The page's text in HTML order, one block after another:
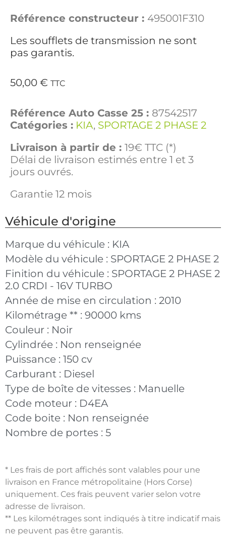
Référence constructeur : 495001F310
Les soufflets de transmission ne sont
pas garantis.
50,00 € TTC
Référence Auto Casse 25 : 87542517
Catégories : KIA, SPORTAGE 2 PHASE 2
Livraison à partir de : 19€ TTC (*)
Délai de livraison estimés entre 1 et 3
jours ouvrés.
Garantie 12 mois
Véhicule d'origine
Marque du véhicule : KIA
Modèle du véhicule : SPORTAGE 2 PHASE 2
Finition du véhicule : SPORTAGE 2 PHASE 2
2.0 CRDI - 16V TURBO
Année de mise en circulation : 2010
Kilométrage ** : 90000 kms
Couleur : Noir
Cylindrée : Non renseignée
Puissance : 150 cv
Carburant : Diesel
Type de boîte de vitesses : Manuelle
Code moteur : D4EA
Code boite : Non renseignée
Nombre de portes : 5
* Les frais de port affichés sont valables pour une
livraison en France métropolitaine (Hors Corse)
uniquement. Ces frais peuvent varier selon votre
adresse de livraison.
** Les kilométrages sont indiqués à titre indicatif mais
ne peuvent pas être garantis.